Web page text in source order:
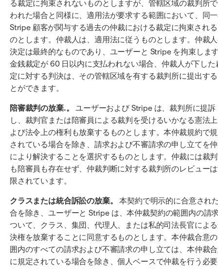
る裁定に拘束されないものとしますが、管轄区域の裁判所
われた場合と同様に、適用法が要求する範囲において、同
Stripe 顧客が関与する過去の仲裁における裁定に拘束され
のとします。仲裁人は、適用法に従うものとします。仲裁
決定は最終的なものであり、ユーザーと Stripe を拘束しま
金銭裁定が 60 日以内に支払われない場合、仲裁人が下した
定に対する判決は、その管轄区域を有する裁判所に提出す
とができます。
陪審裁判の放棄.。
ユーザーおよび Stripe は、裁判所に提訴
し、裁判官または陪審員による裁判を受けるいかなる憲法
よび法令上の権利も放棄するものとします。本仲裁規約で
されている場合を除き、請求および不審請求の申し立てを
により解決することを選択するものとします。仲裁には裁
も陪審員も存在せず、仲裁判断に対する裁判所のレビュー
限されています。
クラスまたは統合訴訟の放棄。
本契約で明示的に合意され
合を除き、ユーザーと Stripe は、本仲裁契約の範囲内の請
ついて、クラス、集団、代理人、または私的司法長官によ
決権を放棄することに同意するものとします。本仲裁合意
囲内のすべての請求および不審請求の申し立ては、本仲裁
に規定されている場合を除き、個人ベースで仲裁を行う必